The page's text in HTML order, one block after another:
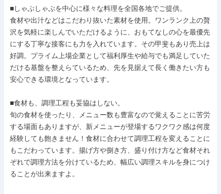
■しゃぶしゃぶを中心に様々な料理を全国各地でご提供。
食材や出汁などはこだわり抜いた素材を使用。ワンランク上の贅
沢を気軽に楽しんでいただけるように、おもてなしの心を最優先
にする丁寧な接客にも力を入れています。その甲斐もあり売上は
好調。プライム上場企業として福利厚生や給与でも満足していた
だける基盤を整えらているため、先を見据えて長く働きたい方も
安心できる環境となっています。
■食材も、調理工程も妥協はしない。
旬の食材を使ったり、メニュー数も豊富なので覚えることに苦労
する場面もありますが、新メニューが登場するワクワク感は何度
経験しても飽きません！食材に合わせて調理工程を変えることに
もこだわっています。揚げ方や捌き方、盛り付け方など食材それ
ぞれで調理方法を分けているため、幅広い調理スキルを身につけ
ることが出来ますよ。